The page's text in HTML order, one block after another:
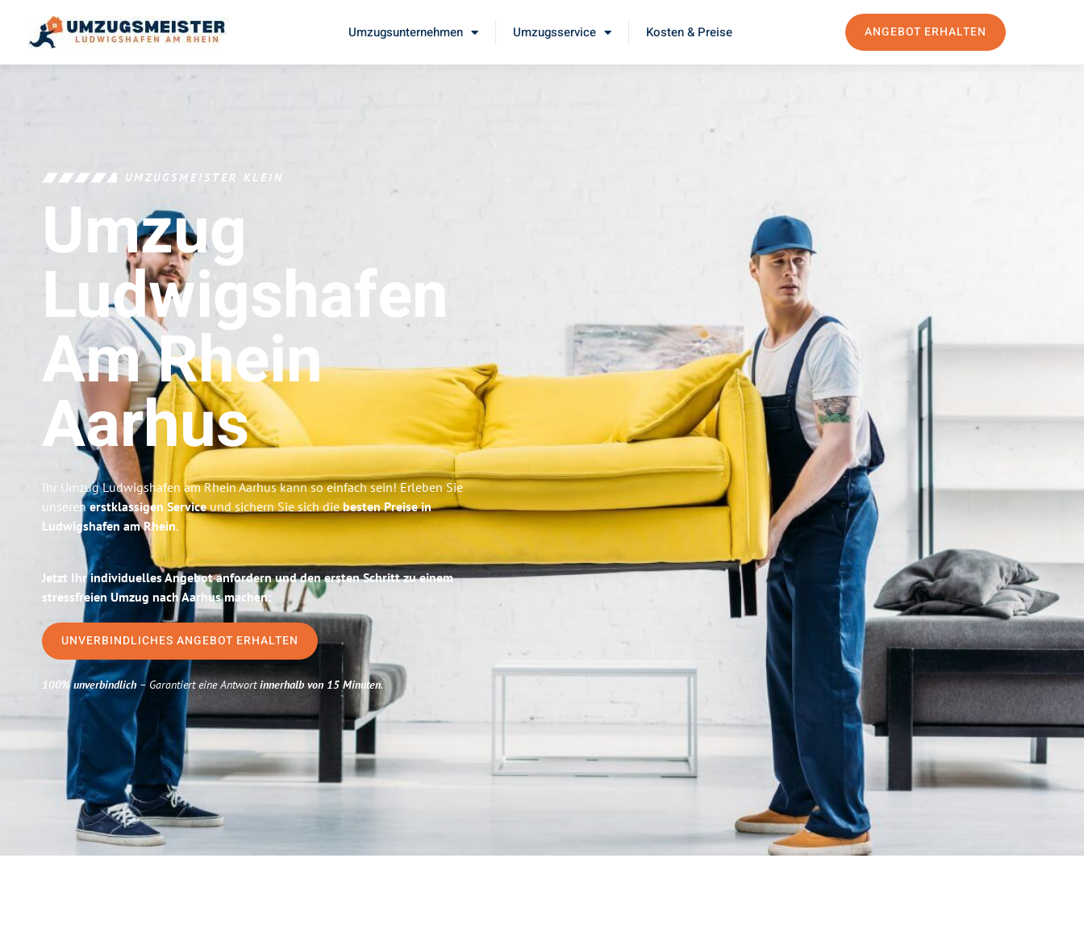
Umzugsunternehmen Umzugsservice Kosten & Preise ANGEBOT ERHALTEN
UMZUGSMEISTER KLEIN
Umzug
Ludwigshafen
Am Rhein
Aarhus
Ihr Umzug Ludwigshafen am Rhein Aarhus kann so einfach sein! Erleben Sie
unserenerstklassigen Serviceund sichern Sie sich diebesten Preise in
Ludwigshafen am Rhein.
Jetzt Ihr individuelles Angebot anfordern und den ersten Schritt zu einem
stressfreien Umzug nach Aarhus machen:
UNVERBINDLICHES ANGEBOT ERHALTEN
100% unverbindlich– Garantiert eine Antwortinnerhalb von 15 Minuten.